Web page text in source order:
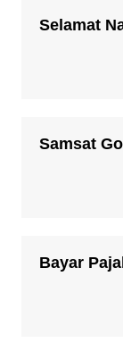
Selamat
Samsat
Bayar